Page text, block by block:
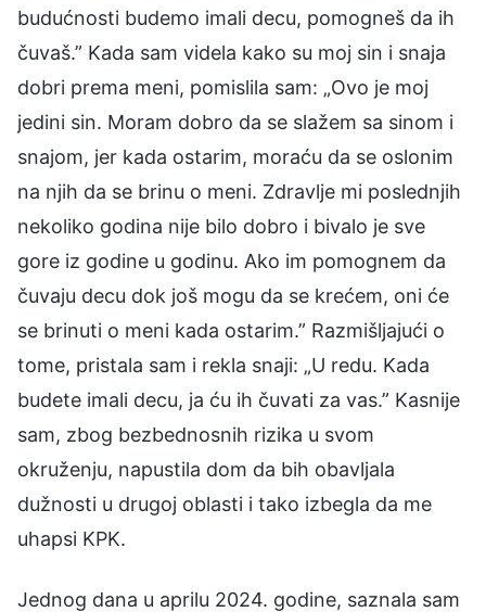
budućnosti budemo imali decu, pomogneš da ih
čuvaš.” Kada sam videla kako su moj sin i snaja
dobri prema meni, pomislila sam: „Ovo je moj
jedini sin. Moram dobro da se slažem sa sinom i
snajom, jer kada ostarim, moraću da se oslonim
na njih da se brinu o meni. Zdravlje mi poslednjih
nekoliko godina nije bilo dobro i bivalo je sve
gore iz godine u godinu. Ako im pomognem da
čuvaju decu dok još mogu da se krećem, oni će
se brinuti o meni kada ostarim.” Razmišljajući o
tome, pristala sam i rekla snaji: „U redu. Kada
budete imali decu, ja ću ih čuvati za vas.” Kasnije
sam, zbog bezbednosnih rizika u svom
okruženju, napustila dom da bih obavljala
dužnosti u drugoj oblasti i tako izbegla da me
uhapsi KPK.
Jednog dana u aprilu 2024. godine, saznala sam